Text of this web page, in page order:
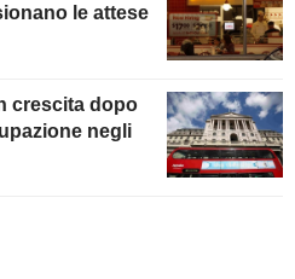
le attese
crescita dopo
negli